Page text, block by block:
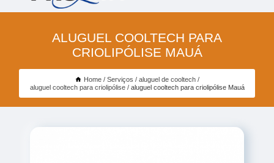
ALUGUEL COOLTECH PARA
CRIOLIPÓLISE MAUÁ
Home Serviços
aluguel de cooltech
aluguel cooltech para criolipólise
aluguel cooltech para criolipólise Mauá